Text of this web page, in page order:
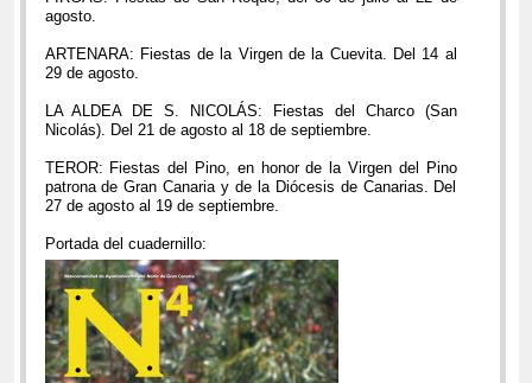
agosto.
ARTENARA: Fiestas de la Virgen de la Cuevita. Del 14 al
29 de agosto.
LA ALDEA DE S. NICOLÁS: Fiestas del Charco (San
Nicolás). Del 21 de agosto al 18 de septiembre.
TEROR: Fiestas del Pino, en honor de la Virgen del Pino
patrona de Gran Canaria y de la Diócesis de Canarias. Del
27 de agosto al 19 de septiembre.
Portada del cuadernillo: